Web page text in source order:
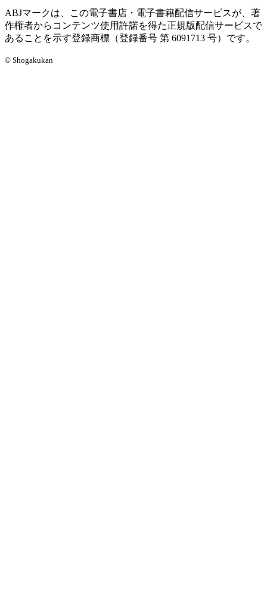
ABJマークは、この電子書店・電子書籍配信サービスが、著
作権者からコンテンツ使用許諾を得た正規版配信サービスで
あることを示す登録商標（登録番号 第 6091713 号）です。
© Shogakukan